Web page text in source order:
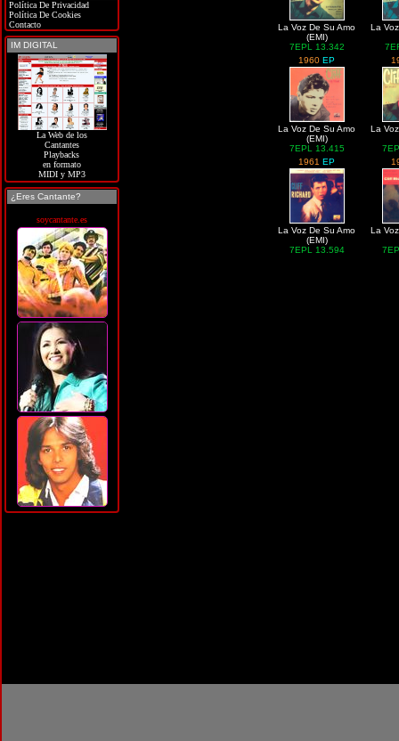
Política De Privacidad
Política De Cookies
Contacto
IM DIGITAL
La Web de los
Cantantes
Playbacks
en formato
MIDI y MP3
¿Eres Cantante?
soycantante.es
La Voz De Su Amo
(EMI)
7EPL 13.342
La
1960EP
La Voz De Su Amo
(EMI)
7EPL 13.415
La
1961EP
La Voz De Su Amo
(EMI)
7EPL 13.594
La